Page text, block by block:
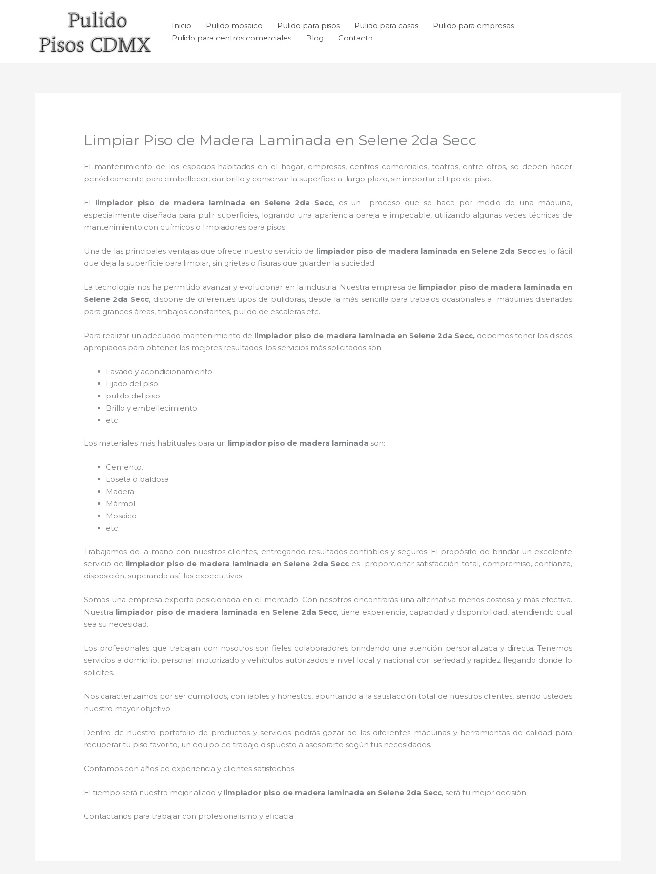
Inicio Pulido mosaico Pulido para pisos Pulido para casas
Pulido para empresas
Pulido para centros comerciales
Blog Contacto
Limpiar Piso de Madera Laminada en Selene 2da Secc
El mantenimiento de los espacios habitados en el hogar, empresas, centros comerciales, teatros, entre otros, se deben hacer
periódicamente para embellecer, dar brillo y conservar la superficie a largo plazo, sin importar el tipo de piso.
El limpiador piso de madera laminada en Selene 2da Secc, es un proceso que se hace por medio de una máquina,
especialmente diseñada para pulir superficies, logrando una apariencia pareja e impecable, utilizando algunas veces técnicas de
mantenimiento con químicos o limpiadores para pisos.
Una de las principales ventajas que ofrece nuestro servicio de limpiador piso de madera laminada en Selene 2da Secc es lo fácil
que deja la superficie para limpiar, sin grietas o fisuras que guarden la suciedad.
La tecnología nos ha permitido avanzar y evolucionar en la industria. Nuestra empresa de limpiador piso de madera laminada en
Selene 2da Secc, dispone de diferentes tipos de pulidoras, desde la más sencilla para trabajos ocasionales a máquinas diseñadas
para grandes áreas, trabajos constantes, pulido de escaleras etc.
Para realizar un adecuado mantenimiento de limpiador piso de madera laminada en Selene 2da Secc, debemos tener los discos
apropiados para obtener los mejores resultados. los servicios más solicitados son:
Lavado y acondicionamiento
Lijado del piso
pulido del piso
Brillo y embellecimiento
etc
Los materiales más habituales para un limpiador piso de madera laminada son:
Cemento.
Loseta o baldosa
Madera
Mármol
Mosaico
etc
Trabajamos de la mano con nuestros clientes, entregando resultados confiables y seguros. El propósito de brindar un excelente
servicio de limpiador piso de madera laminada en Selene 2da Secces proporcionar satisfacción total, compromiso, confianza,
disposición, superando así las expectativas.
Somos una empresa experta posicionada en el mercado. Con nosotros encontrarás una alternativa menos costosa y más efectiva.
Nuestra limpiador piso de madera laminada en Selene 2da Secc, tiene experiencia, capacidad y disponibilidad, atendiendo cual
sea su necesidad.
Los profesionales que trabajan con nosotros son fieles colaboradores brindando una atención personalizada y directa. Tenemos
servicios a domicilio, personal motorizado y vehículos autorizados a nivel local y nacional con seriedad y rapidez llegando donde lo
solicites.
Nos caracterizamos por ser cumplidos, confiables y honestos, apuntando a la satisfacción total de nuestros clientes, siendo ustedes
nuestro mayor objetivo.
Dentro de nuestro portafolio de productos y servicios podrás gozar de las diferentes máquinas y herramientas de calidad para
recuperar tu piso favorito, un equipo de trabajo dispuesto a asesorarte según tus necesidades.
Contamos con años de experiencia y clientes satisfechos.
El tiempo será nuestro mejor aliado y limpiador piso de madera laminada en Selene 2da Secc, será tu mejor decisión.
Contáctanos para trabajar con profesionalismo y eficacia.